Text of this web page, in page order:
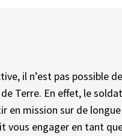
il n’est pas possible
Terre. En effet, le
mission sur de longue
vous engager en tant